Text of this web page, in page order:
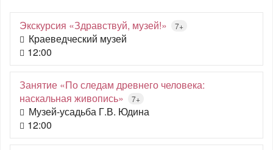
Экскурсия «Здравствуй, музей!» 7+
Краеведческий музей
12:00
Занятие «По следам древнего человека:
наскальная живопись»
7+
Музей-усадьба Г.В. Юдина
12:00